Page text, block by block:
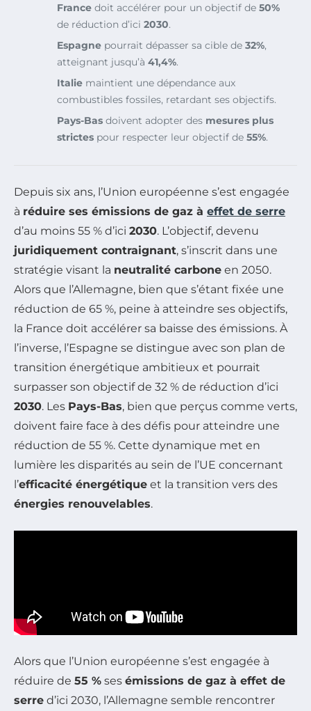
France doit accélérer pour un objectif de 50%
de réduction d’ici 2030.
Espagne pourrait dépasser sa cible de 32%,
atteignant jusqu’à 41,4%.
Italie maintient une dépendance aux
combustibles fossiles, retardant ses objectifs.
Pays-Bas doivent adopter des mesures plus
strictes pour respecter leur objectif de 55%.
Depuis six ans, l’Union européenne s’est engagée
à réduire ses émissions de gaz à effet de serre
d’au moins 55 % d’ici 2030. L’objectif, devenu
juridiquement contraignant, s’inscrit dans une
stratégie visant la neutralité carbone en 2050.
Alors que l’Allemagne, bien que s’étant fixée une
réduction de 65 %, peine à atteindre ses objectifs,
la France doit accélérer sa baisse des émissions. À
l’inverse, l’Espagne se distingue avec son plan de
transition énergétique ambitieux et pourrait
surpasser son objectif de 32 % de réduction d’ici
2030. Les Pays-Bas, bien que perçus comme verts,
doivent faire face à des défis pour atteindre une
réduction de 55 %. Cette dynamique met en
lumière les disparités au sein de l’UE concernant
l’efficacité énergétique et la transition vers des
énergies renouvelables.
Alors que l’Union européenne s’est engagée à
réduire de 55 % ses émissions de gaz à effet de
serre d’ici 2030, l’Allemagne semble rencontrer